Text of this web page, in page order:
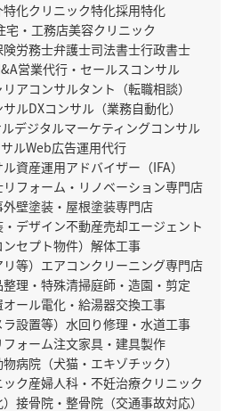
特化クリニック特化採用特化
宅・工務店美容クリニック
労務士弁護士司法書士行政書士
営業代行・セールスコンサル
リアコンサルタント（転職相談）
サルDXコンサル（業務自動化）
デジタルマーケティングコンサル
ルWeb広告運用代行
ル資産運用アドバイザー（IFA）
リフォーム・リノベーション専門店
外壁塗装・屋根塗装専門店
デザイン不動産売却エージェント
セプト物件） 解体工事
等） エアコンクリーニング専門店
整理・特殊清掃庭師・造園・剪定
オール電化・給湯器交換工事
設置等） 水回り修理・水道工事
ォーム注文家具・建具製作
物病院（犬猫・エキゾチック）
ク産婦人科・不妊治療クリニック
接骨院・整骨院（交通事故対応）